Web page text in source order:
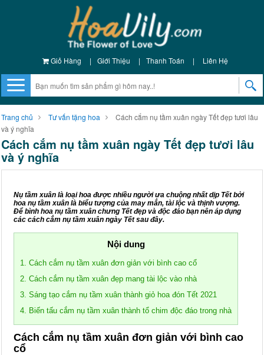
Giỏ Hàng | Giới Thiệu | Thanh Toán | Liên Hệ
Trang chủ Tư vấn tặng hoa
Cách cắm nụ tầm xuân ngày Tết đẹp tươi lâu
và ý nghĩa
Cách cắm nụ tầm xuân ngày Tết đẹp tươi lâu
và ý nghĩa
Nụ tầm xuân là loại hoa được nhiều người ưa chuộng nhất dịp Tết bởi
hoa nụ tầm xuân là biểu tượng của may mắn, tài lộc và thịnh vượng.
Để bình hoa nụ tầm xuân chưng Tết đẹp và độc đáo bạn nên áp dụng
các cách cắm nụ tầm xuân ngày Tết sau đây.
Nội dung
1. Cách cắm nụ tầm xuân đơn giản với bình cao cổ
2. Cách cắm nụ tầm xuân đẹp mang tài lộc vào nhà
3. Sáng tạo cắm nụ tầm xuân thành giỏ hoa đón Tết 2021
4. Biến tấu cắm nụ tầm xuân thành tổ chim độc đáo trong nhà
Cách cắm nụ tầm xuân đơn giản với bình cao
cổ